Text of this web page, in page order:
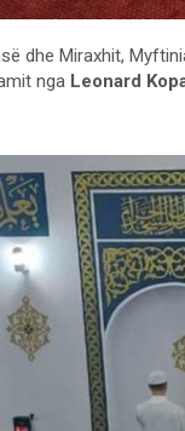
dhe Miraxhit,
nga Leonard